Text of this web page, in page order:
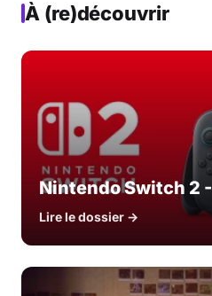
À (re)découvrir
Nintendo Switch 2
Lire le dossier →